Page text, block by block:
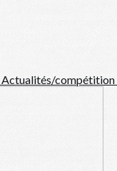
Actualités/compétition